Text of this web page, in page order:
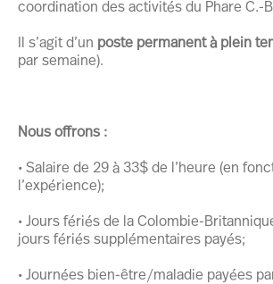
coordination des activités du Phare C.-
Il s’agit d’un poste permanent à plein
par semaine).
Nous offrons :
• Salaire de 29 à 33$ de l’heure (en
l’expérience);
• Jours fériés de la Colombie-
jours fériés supplémentaires payés;
• Journées bien-être/maladie payées